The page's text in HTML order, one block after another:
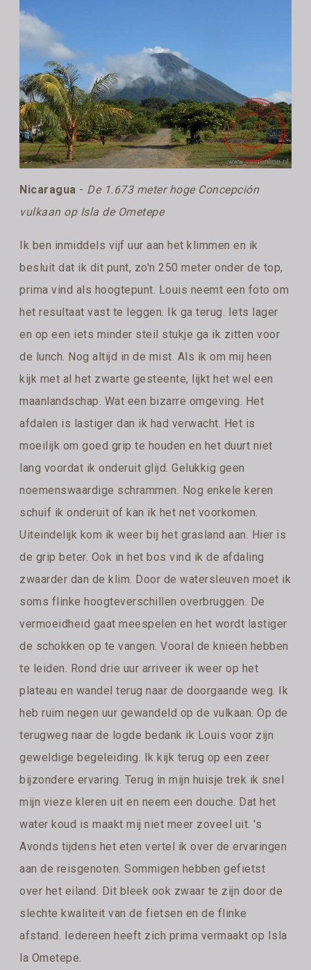
Nicaragua - De 1.673 meter hoge Concepción
vulkaan op Isla de Ometepe
Ik ben inmiddels vijf uur aan het klimmen en ik
besluit dat ik dit punt, zo'n 250 meter onder de top,
prima vind als hoogtepunt. Louis neemt een foto om
het resultaat vast te leggen. Ik ga terug. Iets lager
en op een iets minder steil stukje ga ik zitten voor
de lunch. Nog altijd in de mist. Als ik om mij heen
kijk met al het zwarte gesteente, lijkt het wel een
maanlandschap. Wat een bizarre omgeving. Het
afdalen is lastiger dan ik had verwacht. Het is
moeilijk om goed grip te houden en het duurt niet
lang voordat ik onderuit glijd. Gelukkig geen
noemenswaardige schrammen. Nog enkele keren
schuif ik onderuit of kan ik het net voorkomen.
Uiteindelijk kom ik weer bij het grasland aan. Hier is
de grip beter. Ook in het bos vind ik de afdaling
zwaarder dan de klim. Door de watersleuven moet ik
soms flinke hoogteverschillen overbruggen. De
vermoeidheid gaat meespelen en het wordt lastiger
de schokken op te vangen. Vooral de knieën hebben
te leiden. Rond drie uur arriveer ik weer op het
plateau en wandel terug naar de doorgaande weg. Ik
heb ruim negen uur gewandeld op de vulkaan. Op de
terugweg naar de logde bedank ik Louis voor zijn
geweldige begeleiding. Ik kijk terug op een zeer
bijzondere ervaring. Terug in mijn huisje trek ik snel
mijn vieze kleren uit en neem een douche. Dat het
water koud is maakt mij niet meer zoveel uit. 's
Avonds tijdens het eten vertel ik over de ervaringen
aan de reisgenoten. Sommigen hebben gefietst
over het eiland. Dit bleek ook zwaar te zijn door de
slechte kwaliteit van de fietsen en de flinke
afstand. Iedereen heeft zich prima vermaakt op Isla
la Ometepe.